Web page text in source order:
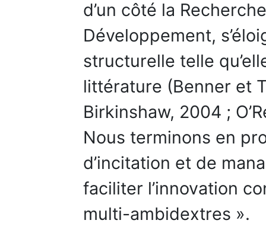
d’un côté la
Développement,
structurelle telle
littérature (Benner et
Birkinshaw, 2004 ;
Nous terminons en
d’incitation et de
faciliter l’innovation
multi-ambidextres ».